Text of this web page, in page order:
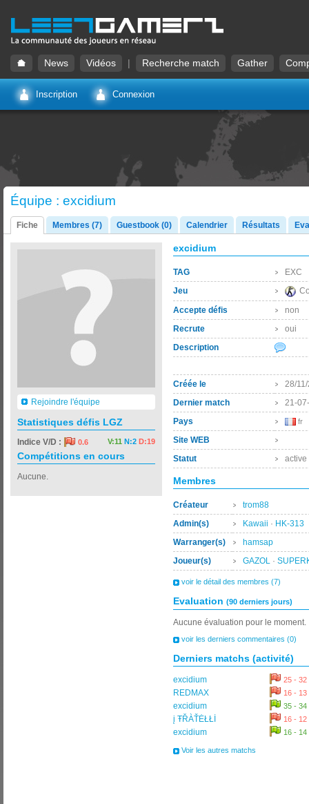
News Vidéos | Recherche match Gather
Inscription Connexion
Équipe : excidium
Fiche Membres (7) Guestbook (0) Calendrier Résultats
Rejoindre l'équipe
Statistiques défis LGZ
V:11 N:2 D:19
Indice V/D : 0.6
Compétitions en cours
Aucune.
excidium
TAG
EXC
Jeu
Accepte défis
non
Recrute
oui
Description
Créée le
28/
Dernier match
21-
Pays
fr
Site WEB
Statut
active
Membres
Créateur
trom88
Admin(s)
Kawaii · HK-313
Warranger(s)
hamsap
Joueur(s)
GAZOL ·
voir le détail des membres (7)
Evaluation (90 derniers jours)
Aucune évaluation pour le moment.
voir les derniers commentaires (0)
Derniers matchs (activité)
excidium 25 - 32
REDMAX 16 - 13
excidium 35 - 34
į ŦŘÀŤĖŁŁİ 16 - 12
excidium 16 - 14
Voir les autres matchs